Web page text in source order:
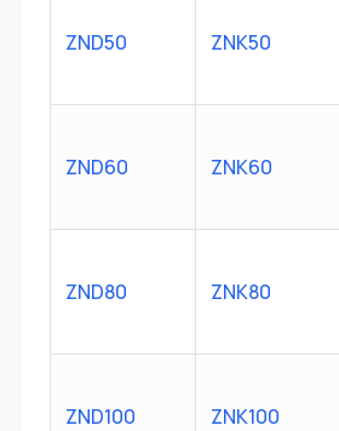
ZND50 ZNK50
ZND60 ZNK60
ZND80 ZNK80
ZND100 ZNK100